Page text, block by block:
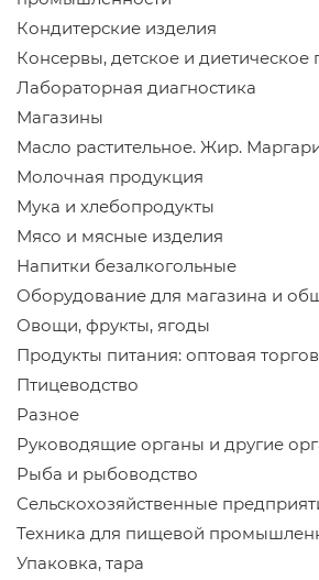
Кондитерские изделия
Консервы, детское и диетическое
Лабораторная диагностика
Магазины
Масло растительное. Жир.
Молочная продукция
Мука и хлебопродукты
Мясо и мясные изделия
Напитки безалкогольные
Оборудование для магазина и
Овощи, фрукты, ягоды
Продукты питания: оптовая
Птицеводство
Разное
Руководящие органы и другие
Рыба и рыбоводство
Сельскохозяйственные
Техника для пищевой
Упаковка, тара